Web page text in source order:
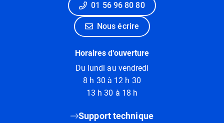
01 56 96 80 80
Nous écrire
Horaires d'ouverture
Du lundi au vendredi
8 h 30 à 12 h 30
13 h 30 à 18 h
Support technique